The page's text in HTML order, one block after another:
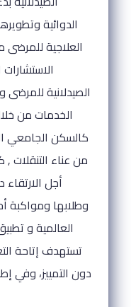
الدوائية
العلاجية
الاستشارات
الصيدلانية
الخدمات من
كالسكن الجامعي
من عناء
أجل
وطلابها ومواكبة
العالمية و
تستهدف إتاحة
دون التمييز، وفي